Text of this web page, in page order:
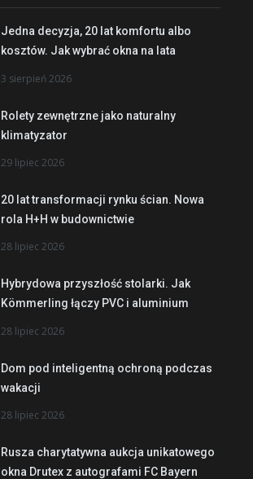
Jedna decyzja, 20 lat komfortu albo
kosztów. Jak wybrać okna na lata
3 sierpień 2026
Rolety zewnętrzne jako naturalny
klimatyzator
29 lipiec 2026
20 lat transformacji rynku ścian. Nowa
rola H+H w budownictwie
28 lipiec 2026
Hybrydowa przyszłość stolarki. Jak
Kömmerling łączy PVC i aluminium
28 lipiec 2026
Dom pod inteligentną ochroną podczas
wakacji
28 lipiec 2026
Rusza charytatywna aukcja unikatowego
okna Drutex z autografami FC Bayern